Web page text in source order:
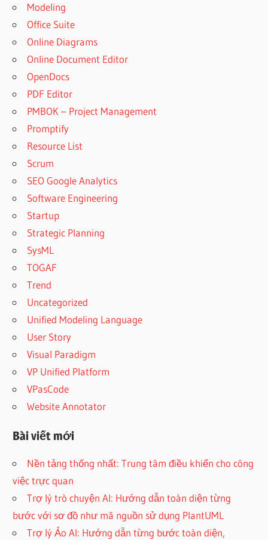
Modeling
Office Suite
Online Diagrams
Online Document Editor
OpenDocs
PDF Editor
PMBOK – Project Management
Promptify
Resource List
Scrum
SEO Google Analytics
Software Engineering
Startup
Strategic Planning
SysML
TOGAF
Trend
Uncategorized
Unified Modeling Language
User Story
Visual Paradigm
VP Unified Platform
VPasCode
Website Annotator
Bài viết mới
Nền tảng thống nhất: Trung tâm điều khiển cho công
việc trực quan
Trợ lý trò chuyện AI: Hướng dẫn toàn diện từng
bước với sơ đồ như mã nguồn sử dụng PlantUML
Trợ lý Ảo AI: Hướng dẫn từng bước toàn diện,